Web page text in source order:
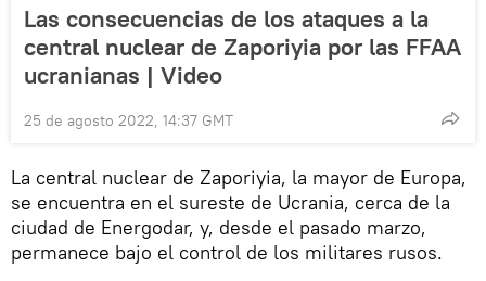
Las consecuencias de los ataques a la
central nuclear de Zaporiyia por las FFAA
ucranianas | Video
25 de agosto 2022, 14:37 GMT
La central nuclear de Zaporiyia, la mayor de Europa,
se encuentra en el sureste de Ucrania, cerca de la
ciudad de Energodar, y, desde el pasado marzo,
permanece bajo el control de los militares rusos.